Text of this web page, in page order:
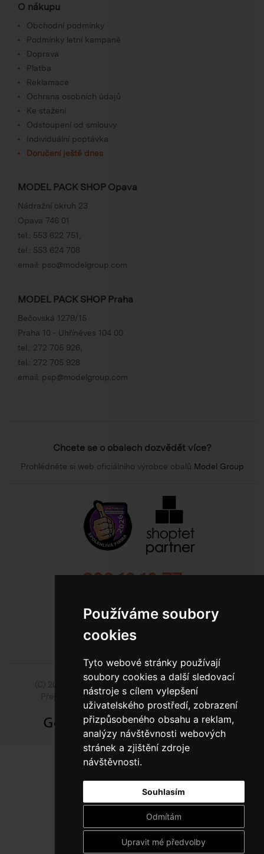
Používáme soubory
cookies
Tyto webové stránky používají
soubory cookies a další sledovací
nástroje s cílem vylepšení
uživatelského prostředí, zobrazení
přizpůsobeného obsahu a reklam,
analýzy návštěvnosti webových
stránek a zjištění zdroje
návštěvnosti.
Souhlasím
Odmítám
Upravit mé předvolby
O nákupu
Obchodní podmínky
Podmínky letní kampaně
Doprava
Platba
Reklamace
Ochrana osobních údajů
Ke stažení
Odstoupení od smlouvy
Individuální poptávka
Doručení ještě dnes
MODEL PACK SHOP Opava
Nádražní okruh 23
Opava 746 01
tel.: 553 622 751
tel.: 553 624 708
email: pso@modelgroup.com
MODEL PACK SHOP Praha
Bečovská 1279/15
Praha 10 - Uhříněves 104 00
tel.: 272 705 926
tel.: 272 705 928
email: psp@modelgroup.com
Chcete se o obalech dozvědět více?
Prohlédněte si web oficiálního výrobce obalů Model Group
800 10 10 77
(C) 2014 - 2026 Model Obaly a.s.,
Přejít na slovenskou pobočku Model Pack Shop